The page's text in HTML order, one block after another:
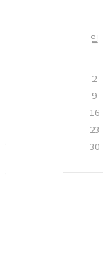
일
2
9
16
23
30